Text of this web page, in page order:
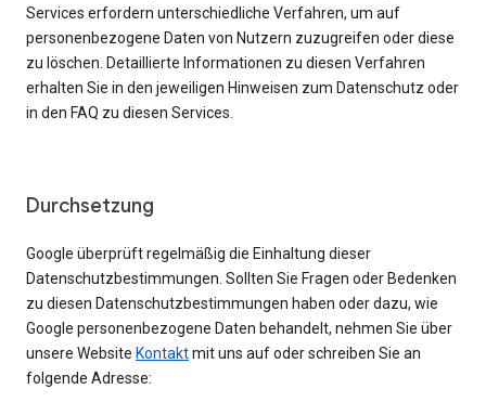
Services erfordern unterschiedliche Verfahren, um auf
personenbezogene Daten von Nutzern zuzugreifen oder diese
zu löschen. Detaillierte Informationen zu diesen Verfahren
erhalten Sie in den jeweiligen Hinweisen zum Datenschutz oder
in den FAQ zu diesen Services.
Durchsetzung
Google überprüft regelmäßig die Einhaltung dieser
Datenschutzbestimmungen. Sollten Sie Fragen oder Bedenken
zu diesen Datenschutzbestimmungen haben oder dazu, wie
Google personenbezogene Daten behandelt, nehmen Sie über
unsere Website Kontaktmit uns auf oder schreiben Sie an
folgende Adresse: